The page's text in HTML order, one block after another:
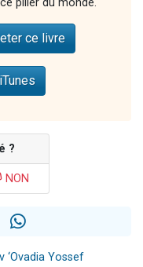
pilier du monde.
ce livre
?
NON
‘Ovadia Yossef